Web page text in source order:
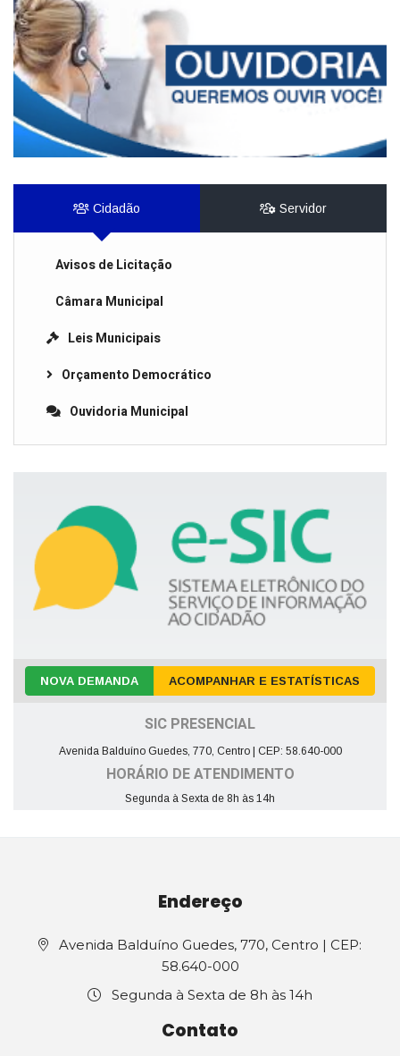
Cidadão Servidor
Avisos de Licitação
Câmara Municipal
Leis Municipais
Orçamento Democrático
Ouvidoria Municipal
NOVA DEMANDA ACOMPANHAR E ESTATÍSTICAS
SIC PRESENCIAL
Avenida Balduíno Guedes, 770, Centro | CEP: 58.640-000
HORÁRIO DE ATENDIMENTO
Segunda à Sexta de 8h às 14h
Endereço
Avenida Balduíno Guedes, 770, Centro | CEP:
58.640-000
Segunda à Sexta de 8h às 14h
Contato